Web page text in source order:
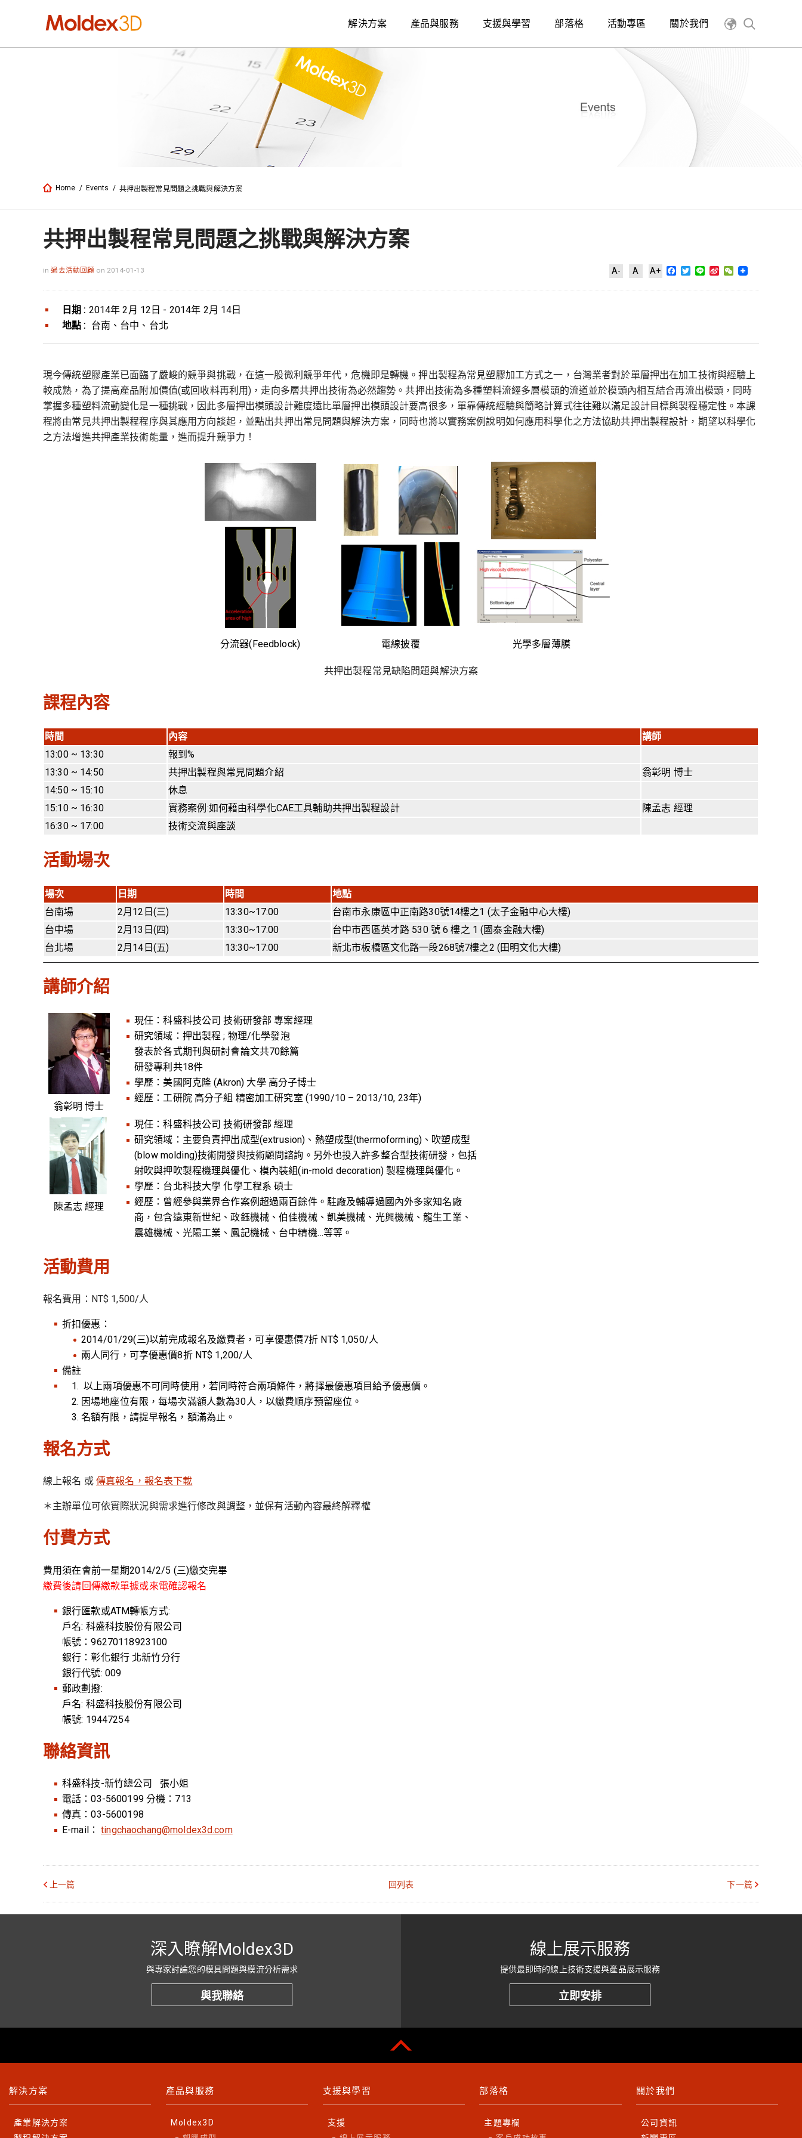
解決方案 產品與服務 支援與學習 部落格 活動專區 關於我們
Home / Events / 共押出製程常見問題之挑戰與解決方案
共押出製程常見問題之挑戰與解決方案
in過去活動回顧 on 2014-01-13 A- A A+ Facebook
Twitter
Line Sina WeChat
日期 : 2014年 2月 12日 - 2014年 2月 14日
地點 : 台南、台中、台北
現今傳統塑膠產業已面臨了嚴峻的競爭與挑戰，在這一股微利競爭年代，危機即是轉機。押出製程為常見塑膠加工方式之一，台灣業者對於單層押出在加工技術與經驗上
較成熟，為了提高產品附加價值(或回收料再利用)，走向多層共押出技術為必然趨勢。共押出技術為多種塑料流經多層模頭的流道並於模頭內相互結合再流出模頭，同時
掌握多種塑料流動變化是一種挑戰，因此多層押出模頭設計難度遠比單層押出模頭設計要高很多，單靠傳統經驗與簡略計算式往往難以滿足設計目標與製程穩定性。本課
程將由常見共押出製程程序與其應用方向談起，並點出共押出常見問題與解決方案，同時也將以實務案例說明如何應用科學化之方法協助共押出製程設計，期望以科學化
之方法增進共押產業技術能量，進而提升競爭力！
分流器(Feedblock) 電線披覆 光學多層薄膜
共押出製程常見缺陷問題與解決方案
課程內容
時間 內容
講師
13:00 ~ 13:30
報到%
13:30 ~ 14:50
共押出製程與常見問題介紹
翁彰明 博士
14:50 ~ 15:10
休息
15:10 ~ 16:30
實務案例:如何藉由科學化CAE工具輔助共押出製程設計
陳孟志 經理
16:30 ~ 17:00
技術交流與座談
活動場次
場次 日期 時間
地點
台南場
2月12日(三) 13:30~17:00
台南市永康區中正南路30號14樓之1 (太子金融中心大樓)
台中場
2月13日(四) 13:30~17:00
台中市西區英才路 530 號 6 樓之 1 (國泰金融大樓)
台北場
2月14日(五) 13:30~17:00 新北市板橋區文化路一段268號7樓之2 (田明文化大樓)
講師介紹
翁彰明 博士
現任：科盛科技公司 技術研發部 專案經理
研究領域：押出製程 ; 物理/化學發泡
發表於各式期刊與研討會論文共70餘篇
研發專利共18件
學歷：美國阿克隆 (Akron) 大學 高分子博士
經歷：工研院 高分子組 精密加工研究室 (1990/10 – 2013/10, 23年)
陳孟志 經理
現任：科盛科技公司 技術研發部 經理
研究領域：主要負責押出成型(extrusion)、熱塑成型(thermoforming)、吹塑成型
(blow molding)技術開發與技術顧問諮詢。另外也投入許多整合型技術研發，包括
射吹與押吹製程機理與優化、模內裝組(in-mold decoration) 製程機理與優化。
學歷：台北科技大學 化學工程系 碩士
經歷：曾經參與業界合作案例超過兩百餘件。駐廠及輔導過國內外多家知名廠
商，包含遠東新世紀、政鈺機械、伯佳機械、凱美機械、光興機械、龍生工業、
震雄機械、光陽工業、鳳記機械、台中精機…等等。
活動費用
報名費用：NT$ 1,500/人
折扣優惠：
2014/01/29(三)以前完成報名及繳費者，可享優惠價7折 NT$ 1,050/人
兩人同行，可享優惠價8折 NT$ 1,200/人
備註
以上兩項優惠不可同時使用，若同時符合兩項條件，將擇最優惠項目給予優惠價。
因場地座位有限，每場次滿額人數為30人，以繳費順序預留座位。
名額有限，請提早報名，額滿為止。
報名方式
線上報名 或 傳真報名，報名表下載
＊主辦單位可依實際狀況與需求進行修改與調整，並保有活動內容最終解釋權
付費方式
費用須在會前一星期2014/2/5 (三)繳交完畢
繳費後請回傳繳款單據或來電確認報名
銀行匯款或ATM轉帳方式:
戶名: 科盛科技股份有限公司
帳號：96270118923100
銀行：彰化銀行 北新竹分行
銀行代號: 009
郵政劃撥:
戶名: 科盛科技股份有限公司
帳號: 19447254
聯絡資訊
科盛科技-新竹總公司 張小姐
電話：03-5600199 分機：713
傳真：03-5600198
E-mail：tingchaochang@moldex3d.com
上一篇 回列表 下一篇
深入瞭解Moldex3D
與專家討論您的模具問題與模流分析需求
與我聯絡
線上展示服務
提供最即時的線上技術支援與產品展示服務
立即安排
解決方案
產業解決方案
產品與服務
Moldex3D
支援與學習
支援
部落格
主題專欄
關於我們
公司資訊